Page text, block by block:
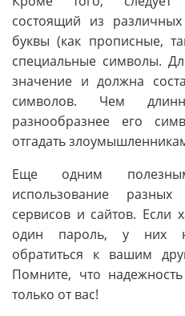
состоящий из
буквы (как прописные,
специальные символы.
значение и должна
символов. Чем
разнообразнее его
отгадать
Еще одним
использование
сервисов и сайтов. Если
один пароль, у них
обратиться к вашим
Помните, что
только от вас!